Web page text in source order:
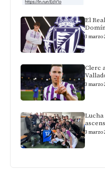
El
3 marzo
Clerc
3 marzo
3 marzo